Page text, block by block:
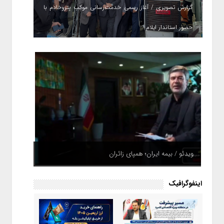
گزارش تصویری / آغاز رسمی خدمت‌رسانی موکب پتروخادم با
حضور استاندار ایلام
ویدئو / بیمه ایران؛ همپای زائران
اینفوگرافیک